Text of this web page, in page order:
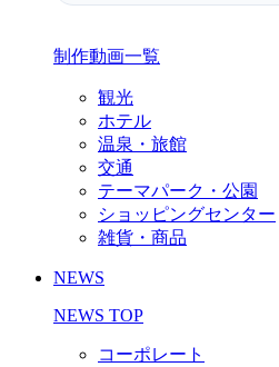
制作動画一覧
観光
ホテル
温泉・旅館
交通
テーマパーク・公園
ショッピングセンター
雑貨・商品
NEWS
NEWS TOP
コーポレート